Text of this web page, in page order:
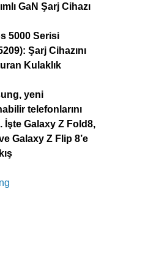
GaN Şarj Cihazı
5000 Serisi
Şarj Cihazını
Kulaklık
yeni
telefonlarını
İşte Galaxy Z Fold8,
Galaxy Z Flip 8’e